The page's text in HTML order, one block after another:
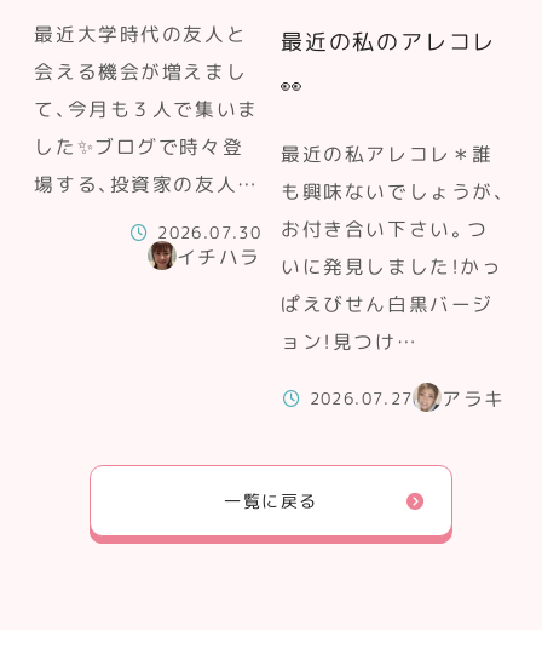
最近大学時代の友人と
会える機会が増えまし
て、今月も３人で集いま
した✨ブログで時々登
場する、投資家の友人…
2026.07.30
イチハラ
最近の私のアレコレ
👀
最近の私アレコレ＊誰
も興味ないでしょうが、
お付き合い下さい。つ
いに発見しました！かっ
ぱえびせん白黒バージ
ョン！見つけ…
2026.07.27 アラキ
一覧に戻る